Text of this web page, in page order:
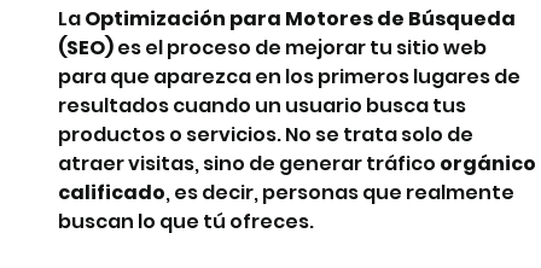
La Optimización para Motores de Búsqueda
(SEO) es el proceso de mejorar tu sitio web
para que aparezca en los primeros lugares de
resultados cuando un usuario busca tus
productos o servicios. No se trata solo de
atraer visitas, sino de generar tráfico orgánico
calificado, es decir, personas que realmente
buscan lo que tú ofreces.